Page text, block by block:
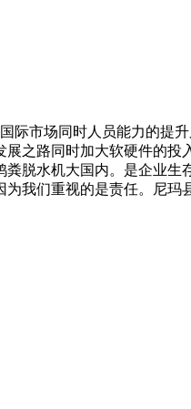
市场同时人员能力的提
之路同时加大软硬件的投
脱水机大国内。是企业生
我们重视的是责任。尼玛